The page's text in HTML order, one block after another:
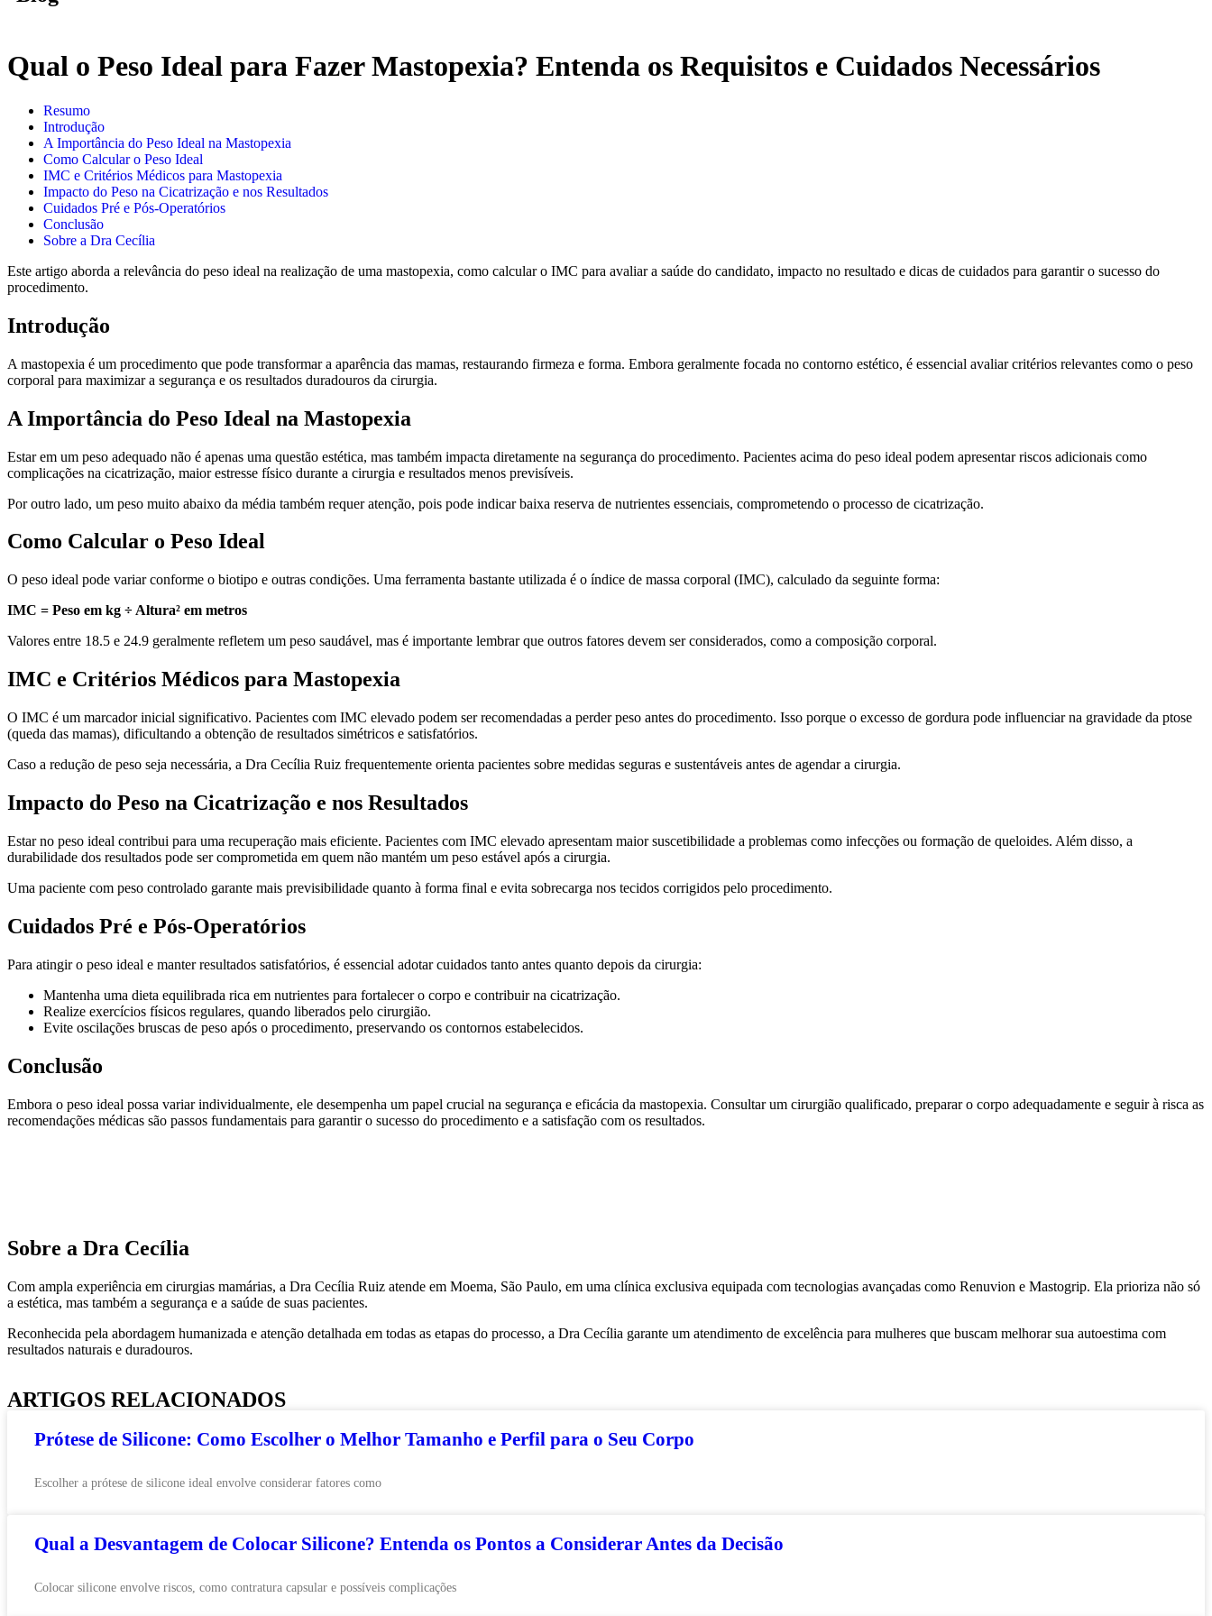
Qual o Peso Ideal para Fazer Mastopexia? Entenda os Requisitos e Cuidados Necessários
Resumo
Introdução
A Importância do Peso Ideal na Mastopexia
Como Calcular o Peso Ideal
IMC e Critérios Médicos para Mastopexia
Impacto do Peso na Cicatrização e nos Resultados
Cuidados Pré e Pós-Operatórios
Conclusão
Sobre a Dra Cecília
Este artigo aborda a relevância do peso ideal na realização de uma mastopexia, como calcular o IMC para avaliar a saúde do candidato, impacto no resultado e dicas de cuidados para garantir o sucesso do
procedimento.
Introdução
A mastopexia é um procedimento que pode transformar a aparência das mamas, restaurando firmeza e forma. Embora geralmente focada no contorno estético, é essencial avaliar critérios relevantes como o peso
corporal para maximizar a segurança e os resultados duradouros da cirurgia.
A Importância do Peso Ideal na Mastopexia
Estar em um peso adequado não é apenas uma questão estética, mas também impacta diretamente na segurança do procedimento. Pacientes acima do peso ideal podem apresentar riscos adicionais como
complicações na cicatrização, maior estresse físico durante a cirurgia e resultados menos previsíveis.
Por outro lado, um peso muito abaixo da média também requer atenção, pois pode indicar baixa reserva de nutrientes essenciais, comprometendo o processo de cicatrização.
Como Calcular o Peso Ideal
O peso ideal pode variar conforme o biotipo e outras condições. Uma ferramenta bastante utilizada é o índice de massa corporal (IMC), calculado da seguinte forma:
IMC = Peso em kg ÷ Altura² em metros
Valores entre 18.5 e 24.9 geralmente refletem um peso saudável, mas é importante lembrar que outros fatores devem ser considerados, como a composição corporal.
IMC e Critérios Médicos para Mastopexia
O IMC é um marcador inicial significativo. Pacientes com IMC elevado podem ser recomendadas a perder peso antes do procedimento. Isso porque o excesso de gordura pode influenciar na gravidade da ptose
(queda das mamas), dificultando a obtenção de resultados simétricos e satisfatórios.
Caso a redução de peso seja necessária, a Dra Cecília Ruiz frequentemente orienta pacientes sobre medidas seguras e sustentáveis antes de agendar a cirurgia.
Impacto do Peso na Cicatrização e nos Resultados
Estar no peso ideal contribui para uma recuperação mais eficiente. Pacientes com IMC elevado apresentam maior suscetibilidade a problemas como infecções ou formação de queloides. Além disso, a
durabilidade dos resultados pode ser comprometida em quem não mantém um peso estável após a cirurgia.
Uma paciente com peso controlado garante mais previsibilidade quanto à forma final e evita sobrecarga nos tecidos corrigidos pelo procedimento.
Cuidados Pré e Pós-Operatórios
Para atingir o peso ideal e manter resultados satisfatórios, é essencial adotar cuidados tanto antes quanto depois da cirurgia:
Mantenha uma dieta equilibrada rica em nutrientes para fortalecer o corpo e contribuir na cicatrização.
Realize exercícios físicos regulares, quando liberados pelo cirurgião.
Evite oscilações bruscas de peso após o procedimento, preservando os contornos estabelecidos.
Conclusão
Embora o peso ideal possa variar individualmente, ele desempenha um papel crucial na segurança e eficácia da mastopexia. Consultar um cirurgião qualificado, preparar o corpo adequadamente e seguir à risca as
recomendações médicas são passos fundamentais para garantir o sucesso do procedimento e a satisfação com os resultados.
Sobre a Dra Cecília
Com ampla experiência em cirurgias mamárias, a Dra Cecília Ruiz atende em Moema, São Paulo, em uma clínica exclusiva equipada com tecnologias avançadas como Renuvion e Mastogrip. Ela prioriza não só
a estética, mas também a segurança e a saúde de suas pacientes.
Reconhecida pela abordagem humanizada e atenção detalhada em todas as etapas do processo, a Dra Cecília garante um atendimento de excelência para mulheres que buscam melhorar sua autoestima com
resultados naturais e duradouros.
ARTIGOS RELACIONADOS
Prótese de Silicone: Como Escolher o Melhor Tamanho e Perfil para o Seu Corpo
Escolher a prótese de silicone ideal envolve considerar fatores como
Qual a Desvantagem de Colocar Silicone? Entenda os Pontos a Considerar Antes da Decisão
Colocar silicone envolve riscos, como contratura capsular e possíveis complicações